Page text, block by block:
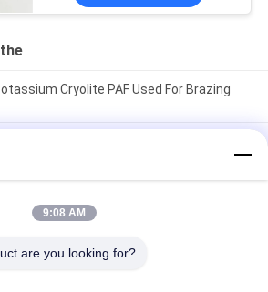
Cryolite PAF Used For Brazing
à haute performance fabriqués à
blanc pur pour la production
chimique Poudre blanche KAlF4
- Libérer le potentiel dans les
9:08 AM
are you looking for?